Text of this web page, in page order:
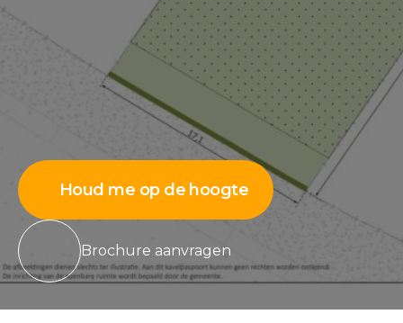
Houd me op de hoogte
Brochure aanvragen